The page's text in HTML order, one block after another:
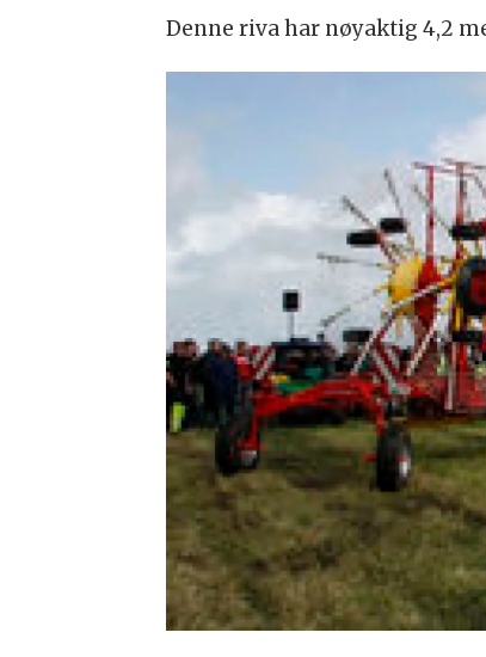
Denne riva har nøyaktig 4,2